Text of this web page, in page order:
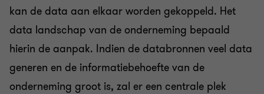
kan de data aan elkaar worden gekoppeld. Het
data landschap van de onderneming bepaald
hierin de aanpak. Indien de databronnen veel data
generen en de informatiebehoefte van de
onderneming groot is, zal er een centrale plek